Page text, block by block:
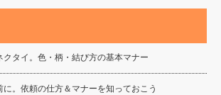
クタイ。色・柄・結び方の基本マナー
。依頼の仕方＆マナーを知っておこう